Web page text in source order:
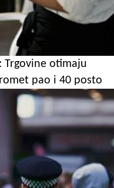
Trgovine otimaju
pao i 40 posto